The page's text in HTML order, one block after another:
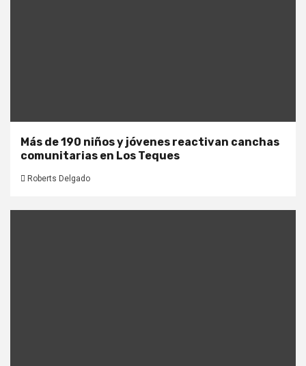
Más de 190 niños y jóvenes reactivan canchas
comunitarias en Los Teques
Roberts Delgado